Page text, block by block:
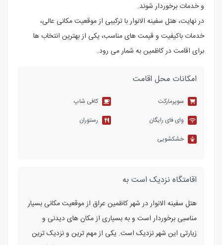
و خدمات برخوردار شوند.
در نهایت، هتل سفینه الانوار با ترکیبی از موقعیت مکانی عالی،
خدمات باکیفیت و قیمت های مناسب، یکی از بهترین انتخاب ها
برای اقامت در کاظمین به شمار می رود.
امکانات محل اقامت
سوپرمارکت
کافی شاپ
وای فای رایگان
رستوران
خشکشویی
اقامتگاه نزدیک است به
هتل سفینه الانوار در شهر کاظمین عراق از موقعیت مکانی بسیار
مناسبی برخوردار است و به بسیاری از مکان های دیدنی و
زیارتی این شهر نزدیک است. یکی از مهم ترین و نزدیک ترین